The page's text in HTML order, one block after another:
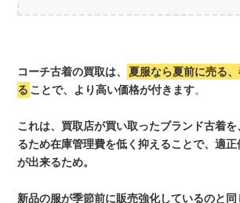
コーチ古着の買取は、
夏服なら夏前に売る
る ことで、より高い価格が付きます。
これは、買取店が買い取ったブランド古着を
るため在庫管理費を低く抑えることで、適正
が出来るため。
新品の服が季節前に販売強化しているのと